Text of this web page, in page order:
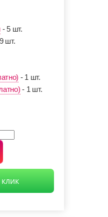
Долгопрудный
- 5 шт.
шт.
- 1 шт.
- 1 шт.